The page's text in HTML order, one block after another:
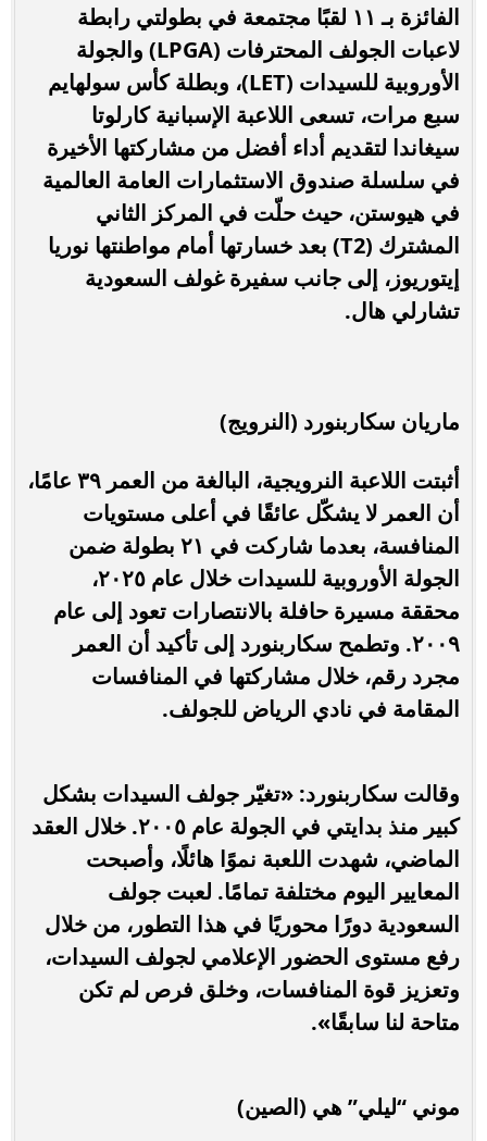
الفائزة بـ ١١ لقبًا مجتمعة في بطولتي رابطة
لاعبات الجولف المحترفات (LPGA) والجولة
الأوروبية للسيدات (LET)، وبطلة كأس سولهايم
سبع مرات، تسعى اللاعبة الإسبانية كارلوتا
سيغاندا لتقديم أداء أفضل من مشاركتها الأخيرة
في سلسلة صندوق الاستثمارات العامة العالمية
في هيوستن، حيث حلّت في المركز الثاني
المشترك (T2) بعد خسارتها أمام مواطنتها نوريا
إيتوريوز، إلى جانب سفيرة غولف السعودية
تشارلي هال.
ماريان سكاربنورد (النرويج)
أثبتت اللاعبة النرويجية، البالغة من العمر ٣٩ عامًا،
أن العمر لا يشكّل عائقًا في أعلى مستويات
المنافسة، بعدما شاركت في ٢١ بطولة ضمن
الجولة الأوروبية للسيدات خلال عام ٢٠٢٥،
محققة مسيرة حافلة بالانتصارات تعود إلى عام
٢٠٠٩. وتطمح سكاربنورد إلى تأكيد أن العمر
مجرد رقم، خلال مشاركتها في المنافسات
المقامة في نادي الرياض للجولف.
وقالت سكاربنورد: «تغيّر جولف السيدات بشكل
كبير منذ بدايتي في الجولة عام ٢٠٠٥. خلال العقد
الماضي، شهدت اللعبة نموًا هائلًا، وأصبحت
المعايير اليوم مختلفة تمامًا. لعبت جولف
السعودية دورًا محوريًا في هذا التطور، من خلال
رفع مستوى الحضور الإعلامي لجولف السيدات،
وتعزيز قوة المنافسات، وخلق فرص لم تكن
متاحة لنا سابقًا».
موني “ليلي” هي (الصين)